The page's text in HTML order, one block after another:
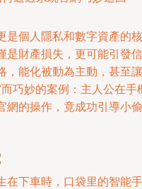
是個人隱私和數字資產的核
是財產損失，更可能引發信
，能化被動為主動，甚至讓
巧妙的案例：主人公在手
網的操作，竟成功引導小偷
在下車時，口袋里的智能手